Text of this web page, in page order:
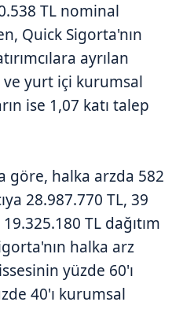
TL nominal
Quick Sigorta'nın
ayrılan
ve yurt içi kurumsal
ise 1,07 katı talep
göre, halka arzda 582
28.987.770 TL, 39
TL dağıtım
halka arz
yüzde 60'ı
40'ı kurumsal